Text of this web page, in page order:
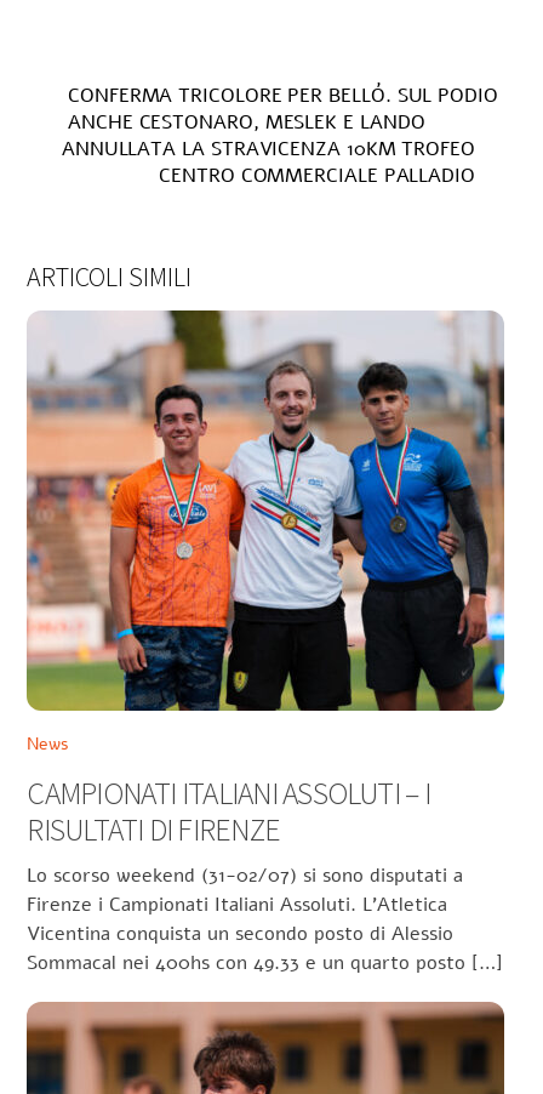
CONFERMA TRICOLORE PER BELLÓ. SUL PODIO
ANCHE CESTONARO, MESLEK E LANDO
ANNULLATA LA STRAVICENZA 10KM TROFEO
CENTRO COMMERCIALE PALLADIO
ARTICOLI SIMILI
News
CAMPIONATI ITALIANI ASSOLUTI – I
RISULTATI DI FIRENZE
Lo scorso weekend (31-02/07) si sono disputati a
Firenze i Campionati Italiani Assoluti. L’Atletica
Vicentina conquista un secondo posto di Alessio
Sommacal nei 400hs con 49.33 e un quarto posto […]